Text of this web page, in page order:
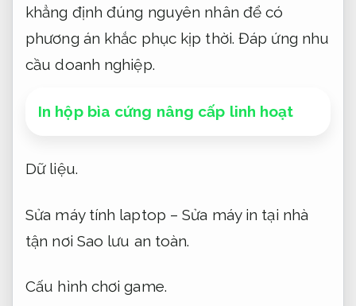
khẳng định đúng nguyên nhân để có
phương án khắc phục kịp thời.Đáp ứng nhu
cầu doanh nghiệp.
In hộp bìa cứng nâng cấp linh hoạt
Dữ liệu.
Sửa máy tính laptop – Sửa máy in tại nhà
tận nơi Sao lưu an toàn.
Cấu hình chơi game.